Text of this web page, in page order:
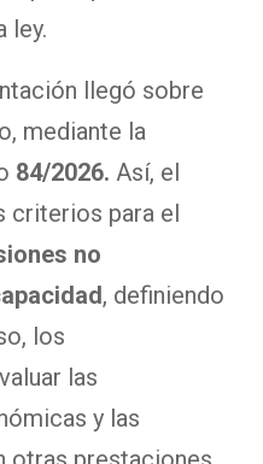
ley.
llegó sobre
mediante la
84/2026. Así, el
criterios para el
no
, definiendo
los
las
y las